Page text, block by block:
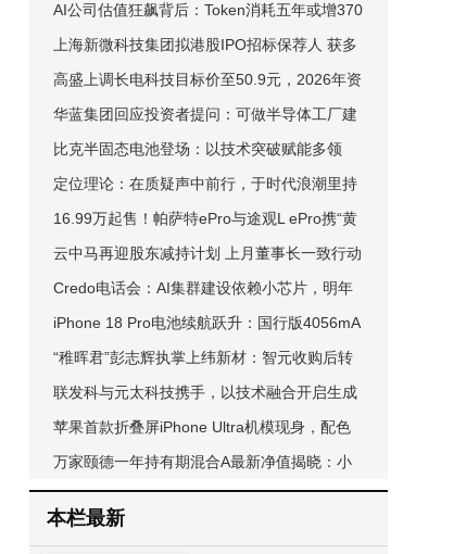
与信息差成关键阻碍
AI公司估值狂飙背后：Token消耗五年或增370
倍，资本竞逐未来赛道
上海新微科技集团拟港股IPO招标保荐人 获多
轮融资成芯片产业增长引擎
高盛上调长电科技目标价至50.9元，2026年资
本开支扩张布局多领域
华蓝集团回应投资者提问：可做半导体工厂建
筑设计但暂无收入
比克半固态电池登场：以技术突破赋能多领
域，开启能源新篇章
定位理论：在质疑声中前行，于时代浪潮里持
续焕发生机与活力
16.99万起售！帕萨特ePro与途观L ePro携“黄
金超混”入场，德系混动新势力来了
云中马再迎股东减持计划 上月董事长一致行动
人已套现超八千万元
Credo电话会：AI集群建设依赖小芯片，明年
光学业务或迎爆发式增长
iPhone 18 Pro电池续航跃升：国行版4056mA
h，Pro Max首破5000mAh大关
“稚晖君”彭志辉执掌上纬新材：智元收购后转
型阵痛与未来协同新局
联发科与元太科技携手，以技术融合开启生成
式AI彩色电子阅读器新篇
苹果首款折叠屏iPhone Ultra机模现身，配色
简约或因产能，售价超2000美元
万家颐德一年持有期混合A最新净值揭晓：小
幅上扬0.53%，前十大重仓股曝光
本栏最新